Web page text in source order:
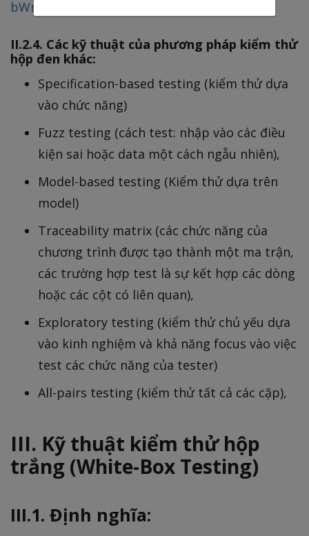
bWrZnpnr5xw
II.2.4. Các kỹ thuật của phương pháp kiểm thử
hộp đen khác:
Specification-based testing (kiểm thử dựa
vào chức năng)
Fuzz testing (cách test: nhập vào các điều
kiện sai hoặc data một cách ngẫu nhiên),
Model-based testing (Kiểm thử dựa trên
model)
Traceability matrix (các chức năng của
chương trình được tạo thành một ma trận,
các trường hợp test là sự kết hợp các dòng
hoặc các cột có liên quan),
Exploratory testing (kiểm thử chủ yếu dựa
vào kinh nghiệm và khả năng focus vào việc
test các chức năng của tester)
All-pairs testing (kiểm thử tất cả các cặp),
III. Kỹ thuật kiểm thử hộp
trắng (White-Box Testing)
III.1. Định nghĩa: